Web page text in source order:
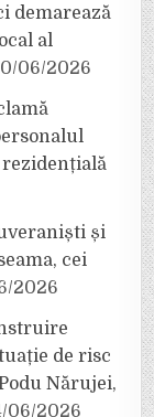
demarează
al
06/2026
și
cei
2026
de risc
Nărujei,
06/2026